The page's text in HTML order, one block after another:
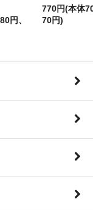
円、
770円(本体
70円)